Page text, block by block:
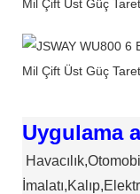
Uygulama